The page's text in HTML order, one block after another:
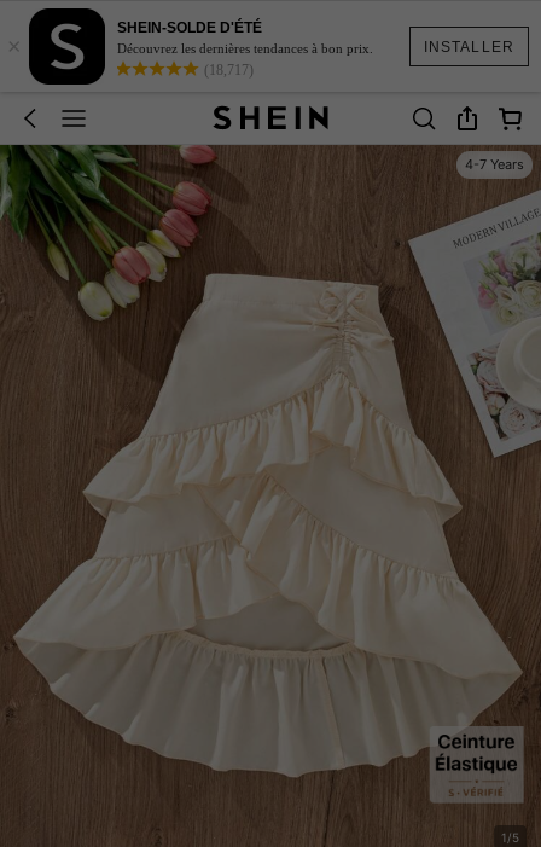
INSTALLER
×
SHEIN-SOLDE D'ÉTÉ
Découvrez les dernières tendances à bon prix.
(18,717)
4-7 Years
1/5